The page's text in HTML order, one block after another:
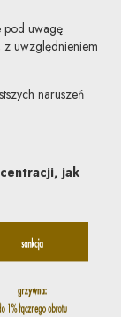
pod uwagę
z uwzględnieniem
naruszeń
jak